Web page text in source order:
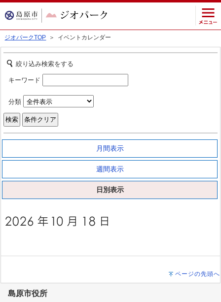
ジオパークTOP ＞ イベントカレンダー
絞り込み検索をする
キーワード
分類
月間表示
週間表示
日別表示
ページの先頭へ
島原市役所